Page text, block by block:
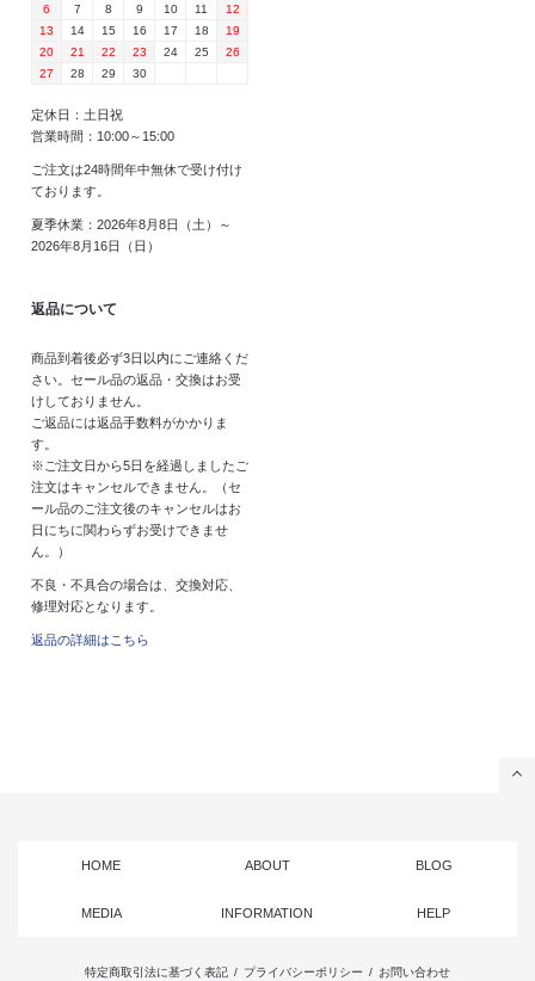
6
7 8 9 10 11
12
13
14 15 16 17 18
19
20
21 22 23 24 25
26
27
28 29 30
定休日：土日祝
営業時間：10:00～15:00
ご注文は24時間年中無休で受け付け
ております。
夏季休業：2026年8月8日（土）～
2026年8月16日（日）
返品について
商品到着後必ず3日以内にご連絡くだ
さい。セール品の返品・交換はお受
けしておりません。
ご返品には返品手数料がかかりま
す。
※ご注文日から5日を経過しましたご
注文はキャンセルできません。（セ
ール品のご注文後のキャンセルはお
日にちに関わらずお受けできませ
ん。）
不良・不具合の場合は、交換対応、
修理対応となります。
返品の詳細はこちら
HOME ABOUT BLOG
MEDIA INFORMATION HELP
特定商取引法に基づく表記 / プライバシーポリシー / お問い合わせ